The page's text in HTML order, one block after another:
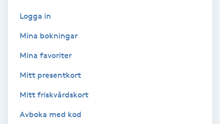
Vaxning brasiliansk
Vibrationsmassage
Logga in
Mina bokningar
Mina favoriter
Mitt presentkort
Mitt friskvårdskort
Avboka med kod